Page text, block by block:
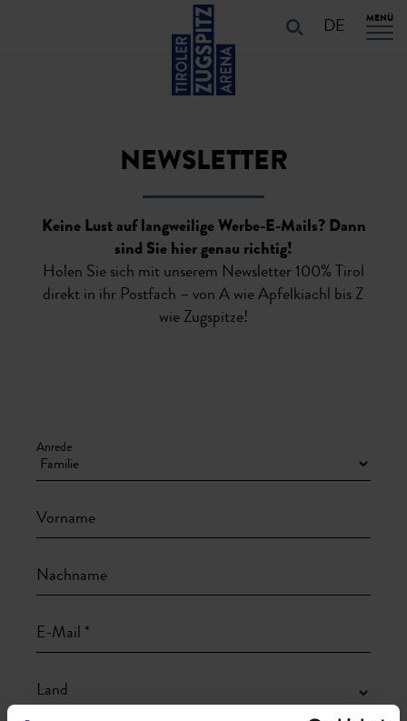
Zur Hauptnavigation springen
DE MENÜ
NEWSLETTER
Keine Lust auf langweilige Werbe-E-Mails? Dann
sind Sie hier genau richtig!
Holen Sie sich mit unserem Newsletter 100% Tirol
direkt in ihr Postfach – von A wie Apfelkiachl bis Z
wie Zugspitze!
Anrede
Vorname
Nachname
E-Mail *
Land
Newsletter